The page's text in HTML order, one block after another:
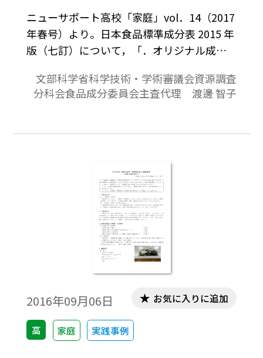
ニューサポート高校「家庭」vol．14（2017
年春号）より。日本食品標準成分表 2015 年
版（七訂）について，「．オリジナル成分
資料の成分表」「食品成分表の収載食品と
成分値」「成分表の新規収載食品」「成分
「．調理した食品の数と説明の充実」「収
文部科学省科学技術・学術審議会資源調査
分科会食品成分委員会主査代理 渡邊 智子
2016年09月06日
高 家庭 実践事例
お気に入りに追加